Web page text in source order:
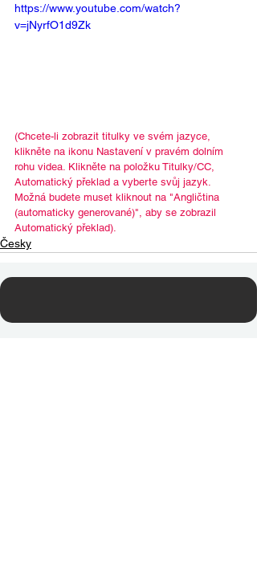
https://www.youtube.com/watch?
v=jNyrfO1d9Zk
(Chcete-li zobrazit titulky ve svém jazyce,
klikněte na ikonu Nastavení v pravém dolním
rohu videa. Klikněte na položku Titulky/CC,
Automatický překlad a vyberte svůj jazyk.
Možná budete muset kliknout na "Angličtina
(automaticky generované)", aby se zobrazil
Automatický překlad).
Česky